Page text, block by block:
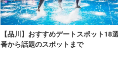
【品川】おすすめデートスポット18
番から話題のスポットまで